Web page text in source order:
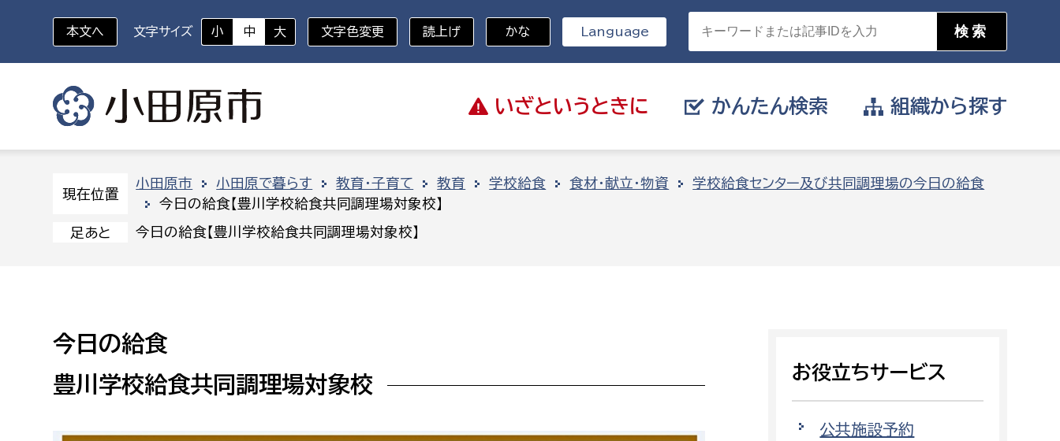
いざと いうときに
いざというときに
休日救急外来 防災・ハザードマップ
かんたん検索
対象者を選択
新生児・乳幼児
高校生・大学生など
分野を選択
戸籍
目的を選択
相談をしたい
組織から探す
組織から探す
本文へ 文字サイズ 小 中 大 文字色変更 読上げ かな Language
現在位置
小田原市 小田原で暮らす 教育・子育て 教育 学校給食 食材・献立・物資
学校給食センター及び共同調理場の今日の給食
今日の給食【豊川学校給食共同調理場対象校】
足あと 今日の給食【豊川学校給食共同調理場対象校】
今日の給食
豊川学校給食共同調理場対象校
お役立ちサービス
公共施設予約